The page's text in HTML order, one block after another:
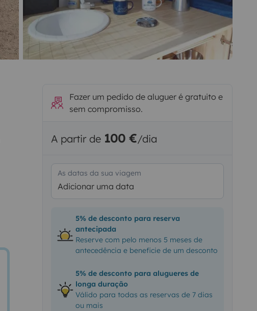
Fazer um pedido de aluguer é gratuito e
sem compromisso.
A partir de 100 €/dia
As datas da sua viagem
Adicionar uma data
5% de desconto para reserva
antecipada
Reserve com pelo menos 5 meses de
antecedência e beneficie de um desconto
5% de desconto para alugueres de
longa duração
Válido para todas as reservas de 7 dias
ou mais